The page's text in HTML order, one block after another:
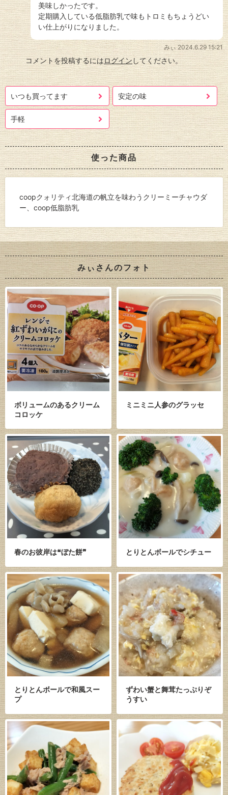
美味しかったです。
定期購入している低脂肪乳で味もトロミもちょうどい
い仕上がりになりました。
みぃ 2024.6.29 15:21
コメントを投稿するにはログインしてください。
いつも買ってます 安定の味
手軽
使った商品
coopクォリティ北海道の帆立を味わうクリーミーチャウダ
ー、coop低脂肪乳
みぃさんのフォト
ボリュームのあるクリーム
コロッケ
ミニミニ人参のグラッセ
春のお彼岸は❝ぼた餅❞ とりとんボールでシチュー
とりとんボールで和風スー
プ
ずわい蟹と舞茸たっぷりぞ
うすい